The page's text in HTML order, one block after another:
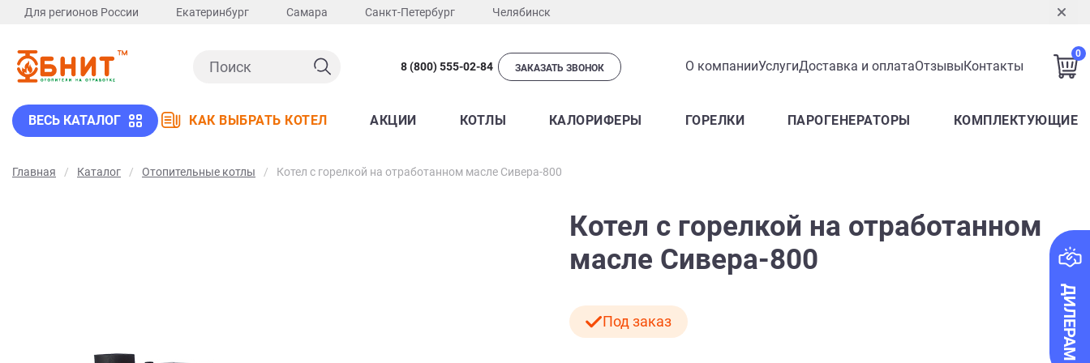
Для регионов России Екатеринбург Самара Санкт-Петербург Челябинск
8 (800) 555-02-84 ЗАКАЗАТЬ ЗВОНОК О компанииУслугиДоставка и оплатаОтзывыКонтакты
0
ВЕСЬ КАТАЛОГ КАК ВЫБРАТЬ КОТЕЛ АКЦИИ КОТЛЫ КАЛОРИФЕРЫ ГОРЕЛКИ ПАРОГЕНЕРАТОРЫ КОМПЛЕКТУЮЩИЕ
Главная Каталог Отопительные котлы Котел с горелкой на отработанном масле Сивера-800
Котел с горелкой на отработанном
масле Сивера-800
Под заказ ДИЛЕРАМ